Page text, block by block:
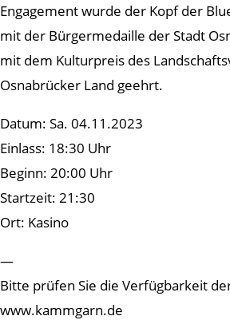
Engagement wurde der Kopf der
mit der Bürgermedaille der Stadt
mit dem Kulturpreis des
Osnabrücker Land geehrt.
Datum: Sa. 04.11.2023
Einlass: 18:30 Uhr
Beginn: 20:00 Uhr
Startzeit: 21:30
Ort: Kasino
—
Bitte prüfen Sie die Verfügbarkeit
www.kammgarn.de